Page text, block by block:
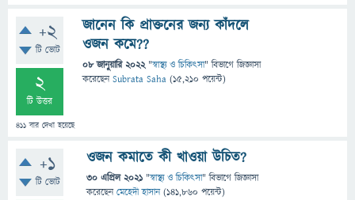
+2
টি ভোট
2
টি উত্তর
411 বার দেখা হয়েছে
জানেন কি প্রাক্তনের জন‍্য কাঁদলে
ওজন কমে??
08 জানুয়ারি 2022 "স্বাস্থ্য ও চিকিৎসা" বিভাগে জিজ্ঞাসা
করেছেনSubrata Saha (15,210 পয়েন্ট)
+1
টি ভোট
ওজন কমাতে কী খাওয়া উচিত?
30 এপ্রিল 2021 "স্বাস্থ্য ও চিকিৎসা" বিভাগে জিজ্ঞাসা
করেছেনমেহেদী হাসান (141,860 পয়েন্ট)